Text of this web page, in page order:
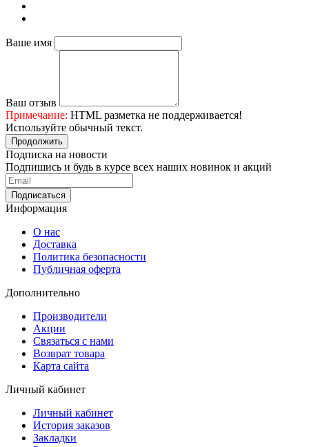
Ваше имя
Ваш отзыв
Примечание: HTML разметка не поддерживается!
Используйте обычный текст.
Продолжить
Подписка на новости
Подпишись и будь в курсе всех наших новинок и акций
Информация
О нас
Доставка
Политика безопасности
Публичная оферта
Дополнительно
Производители
Акции
Связаться с нами
Возврат товара
Карта сайта
Личный кабинет
Личный кабинет
История заказов
Закладки